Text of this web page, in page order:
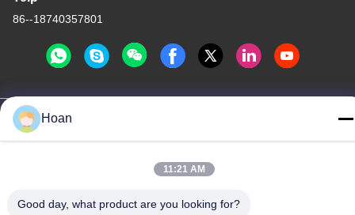
86--18740357801
Cina Kualitas Baik Isolator getaran tali kawat Pemasok. Hak cipta
© 2024-2026 Xi'an Hoan Microwave Co., Ltd. . Seluruh hak cipta.
Hoan
11:21 AM
Good day, what product are you looking for?